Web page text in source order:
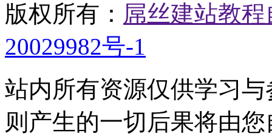
版权所有： 屌丝建站教
20029982号-1
站内所有资源仅供学习
则产生的一切后果将由